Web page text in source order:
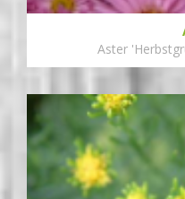
Aster